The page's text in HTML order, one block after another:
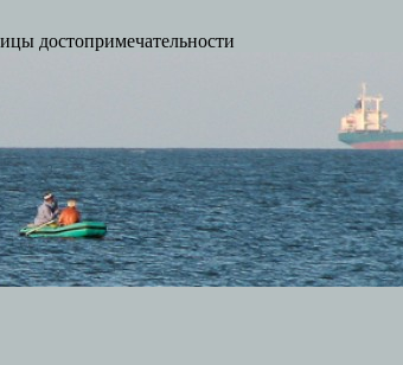
достопримечательности